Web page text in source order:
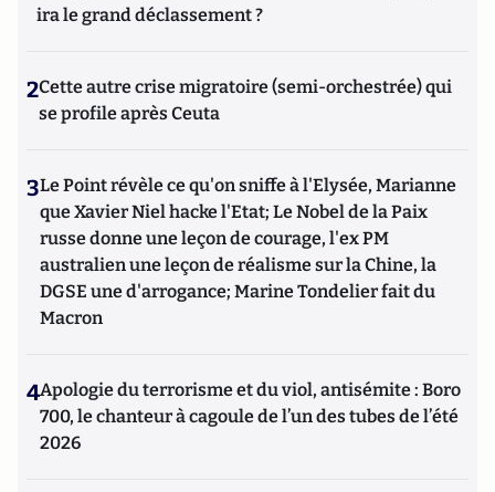
ira le grand déclassement ?
2Cette autre crise migratoire (semi-orchestrée) qui
se profile après Ceuta
3Le Point révèle ce qu'on sniffe à l'Elysée, Marianne
que Xavier Niel hacke l'Etat; Le Nobel de la Paix
russe donne une leçon de courage, l'ex PM
australien une leçon de réalisme sur la Chine, la
DGSE une d'arrogance; Marine Tondelier fait du
Macron
4Apologie du terrorisme et du viol, antisémite : Boro
700, le chanteur à cagoule de l’un des tubes de l’été
2026